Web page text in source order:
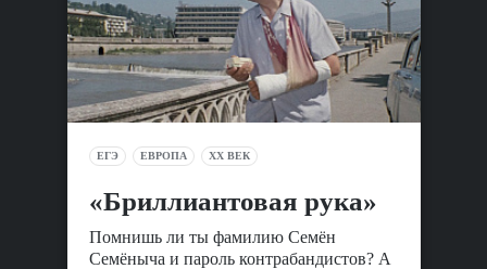
ЕГЭ ЕВРОПА XX ВЕК
«Бриллиантовая рука»
Помнишь ли ты фамилию Семён
Семёныча и пароль контрабандистов? А